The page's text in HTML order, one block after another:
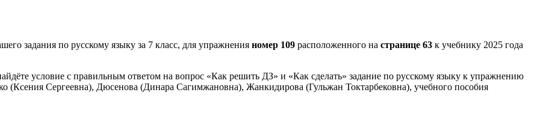
задания по русскому языку за 7 класс, для упражнения номер 109 расположенного на странице 63 к учебнику 2025 года
условие с правильным ответом на вопрос «Как решить ДЗ» и «Как сделать» задание по русскому языку к упражнению
(Ксения Сергеевна), Дюсенова (Динара Сагимжановна), Жанкидирова (Гульжан Токтарбековна), учебного пособия